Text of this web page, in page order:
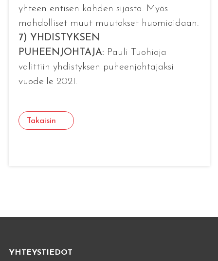
yhteen entisen kahden sijasta. Myös
mahdolliset muut muutokset huomioidaan.
7) YHDISTYKSEN
PUHEENJOHTAJA: Pauli Tuohioja
valittiin yhdistyksen puheenjohtajaksi
vuodelle 2021.
Takaisin
YHTEYSTIEDOT